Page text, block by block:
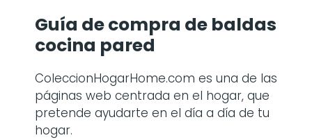
Guía de compra de baldas
cocina pared
ColeccionHogarHome.com es una de las
páginas web centrada en el hogar, que
pretende ayudarte en el día a día de tu
hogar.